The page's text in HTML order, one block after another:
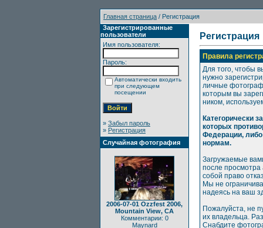
Главная страница / Регистрация
Зарегистрированные
пользователи
Имя пользователя:
Пароль:
Автоматически входить
при следующем
посещении
» Забыл пароль
» Регистрация
Случайная фотография
2006-07-01 Ozzfest 2006,
Mountain View, CA
Комментарии: 0
Maynard
Регистрация
Правила
Для того, чтобы
нужно
личные
которым вы
ником,
Категорически
которых
Федерации,
нормам.
Загружаемые
после просмотра
собой право
Мы не
надеясь на ваш
Пожалуйста, не
их владельца.
Снабдите